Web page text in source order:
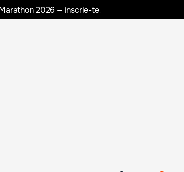
2026 — inscrie-te!